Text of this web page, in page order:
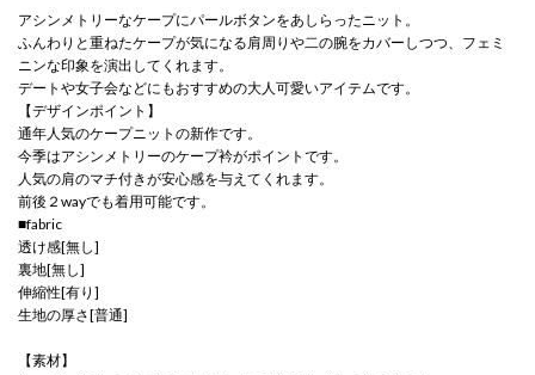
アシンメトリーなケープにパールボタンをあしらったニット。
ふんわりと重ねたケープが気になる肩周りや二の腕をカバーしつつ、フェミ
ニンな印象を演出してくれます。
デートや女子会などにもおすすめの大人可愛いアイテムです。
【デザインポイント】
通年人気のケープニットの新作です。
今季はアシンメトリーのケープ衿がポイントです。
人気の肩のマチ付きが安心感を与えてくれます。
前後２wayでも着用可能です。
■fabric
透け感[無し]
裏地[無し]
伸縮性[有り]
生地の厚さ[普通]
【素材】